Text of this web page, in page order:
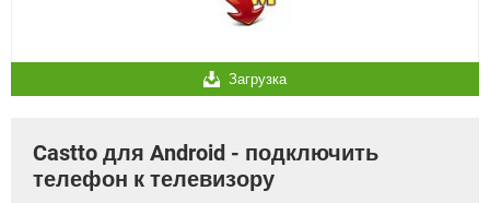
Загрузка
Castto для Android - подключить
телефон к телевизору